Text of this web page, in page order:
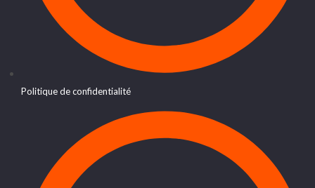
Politique de confidentialité